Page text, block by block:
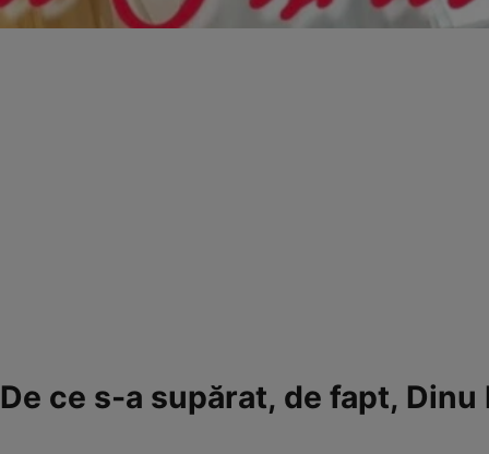
De ce s-a supărat, de fapt, Dinu